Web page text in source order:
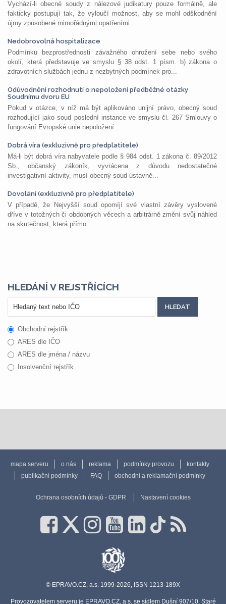
Vychází-li obecné soudy z nálezové judikatury pouze formálně, ale
fakticky postupují tak, že vyloučí možnost, aby se mohl odškodnění
újmy způsobené mimořádnými opatřeními...
Nedobrovolná hospitalizace
Podmínku bezprostřednosti závažného ohrožení sebe nebo svého
okolí, která představuje ve smyslu § 38 odst. 1 písm. b) zákona o
zdravotních službách jednu z nezbytných podmínek pro...
Odůvodnění rozhodnutí o nepoložení předběžné otázky
Soudnímu dvoru EU
Pokud v otázce, v níž má být aplikováno unijní právo, obecný soud
rozhodující jako soud poslední instance ve smyslu čl. 267 Smlouvy o
fungování Evropské unie nepoložení...
Dobrá víra (exkluzivně pro předplatitele)
Má-li být dobrá víra nabyvatele podle § 984 odst. 1 zákona č. 89/2012
Sb., občanský zákoník, vyvrácena z důvodu nedostatečné
investigativní aktivity, musí obecný soud ústavně...
Dovolání (exkluzivně pro předplatitele)
V případě, že Nejvyšší soud opomíjí své vlastní závěry vyslovené
dříve v totožných či obdobných věcech a arbitrárně změní svůj náhled
na skutečnost, která přímo...
HLEDÁNÍ V REJSTŘÍCÍCH
Obchodní rejstřík
ARES dle IČO
ARES dle jména / názvu
Insolvenční rejstřík
mapa serveru o nás reklama podmínky provozu
kontakty
publikační podmínky
FAQ obchodní a reklamační podmínky
Ochrana osobních údajů - GDPR Nastavení cookies
© EPRAVO.CZ, a.s. 1999-2026, ISSN 1213-189X
Provozovatelem serveru je EPRAVO.CZ, a.s. se sídlem Dušní 907/10, Staré